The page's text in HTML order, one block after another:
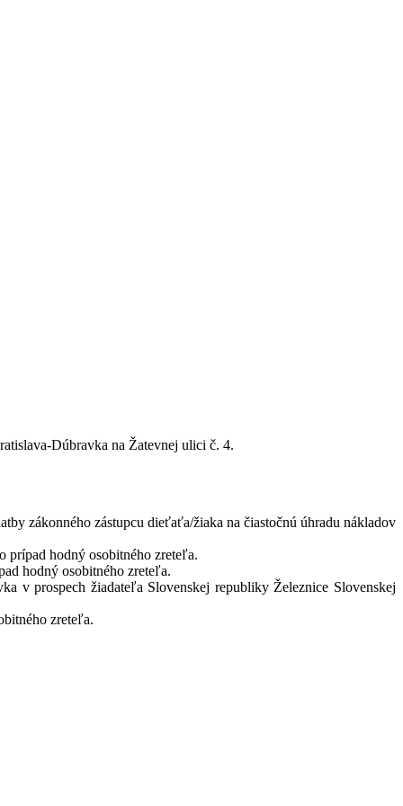
Dúbravka na Žatevnej ulici č. 4.
zákonného zástupcu dieťaťa/žiaka na čiastočnú úhradu nákladov
prípad hodný osobitného zreteľa.
hodný osobitného zreteľa.
v prospech žiadateľa Slovenskej republiky Železnice Slovenskej
zreteľa.